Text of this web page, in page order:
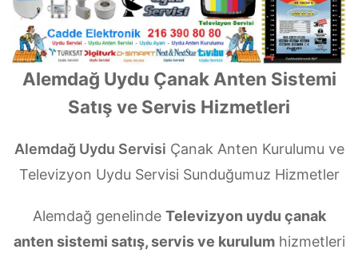
Alemdağ Uydu Çanak Anten Sistemi
Satış ve Servis Hizmetleri
Alemdağ Uydu Servisi Çanak Anten Kurulumu ve
Televizyon Uydu Servisi Sunduğumuz Hizmetler
Alemdağ genelinde Televizyon uydu çanak
anten sistemi satış, servis ve kurulumhizmetleri